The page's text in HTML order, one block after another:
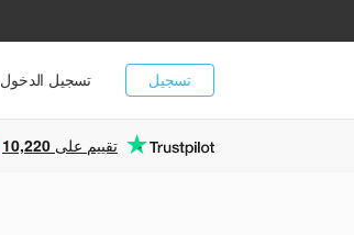
تسجيل تسجيل الدخول
10,220 تقييم على